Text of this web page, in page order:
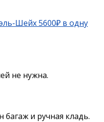
Шейх 5600₽ в одну
не нужна.
и ручная кладь.